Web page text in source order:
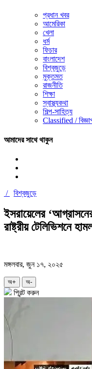
প্রধান খবর
আমেরিকা
খেলা
ধর্ম
ফিচার
বাংলাদেশ
বিশ্বজুড়ে
মুক্তমত
রাজনীতি
শিক্ষা
স্বাস্থ্যকথা
শিল্প-সাহিত্য
Classified /
আমাদের সাথে থাকুন
/ বিশ্বজুড়ে
ইসরায়েলের
রাষ্ট্রীয় টেলিভিশনে
মঙ্গলবার, জুন ১৭, ২০২৫
অ+ অ-
প্রিন্ট করুন